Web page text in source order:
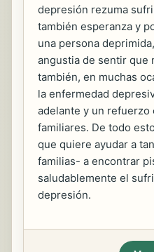
depresión rezuma
también esperanza y
una persona
angustia de sentir que
también, en muchas
la enfermedad
adelante y un
familiares. De todo
que quiere ayudar a
familias- a encontrar
saludablemente el
depresión.